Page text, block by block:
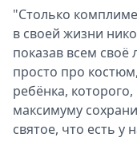
"Столько
в своей жизни
показав всем
просто про
ребёнка,
максимуму
святое, что есть у